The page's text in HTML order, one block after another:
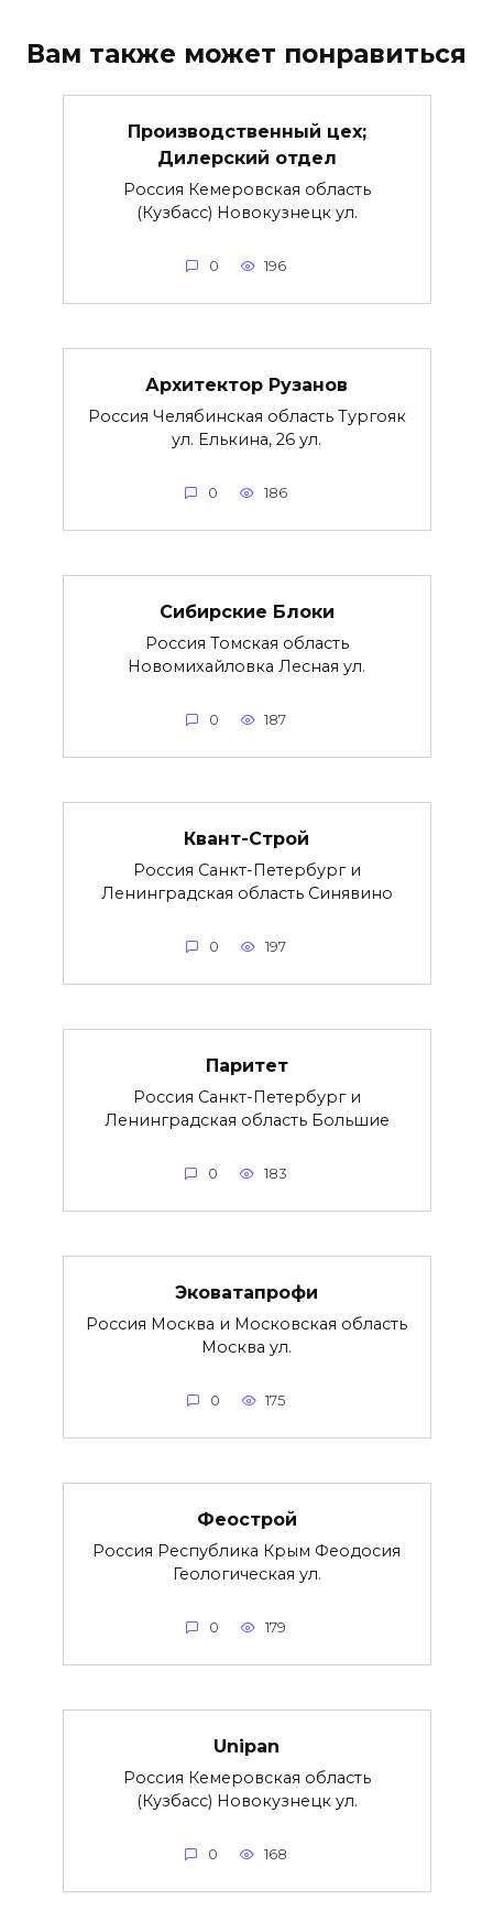
Вам также может понравиться
Производственный цех;
Дилерский отдел
Россия Кемеровская область
(Кузбасс) Новокузнецк ул.
0 196
Архитектор Рузанов
Россия Челябинская область Тургояк
ул. Елькина, 26 ул.
0 186
Сибирские Блоки
Россия Томская область
Новомихайловка Лесная ул.
0 187
Квант-Строй
Россия Санкт-Петербург и
Ленинградская область Синявино
0 197
Паритет
Россия Санкт-Петербург и
Ленинградская область Большие
0 183
Эковатапрофи
Россия Москва и Московская область
Москва ул.
0 175
Феострой
Россия Республика Крым Феодосия
Геологическая ул.
0 179
Unipan
Россия Кемеровская область
(Кузбасс) Новокузнецк ул.
0 168